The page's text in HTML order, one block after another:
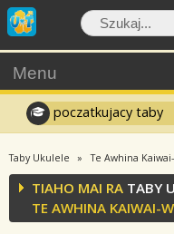
Menu
poczatkujacy taby
Taby Ukulele Te Awhina
TIAHO MAI RA TABY
TE AWHINA KAIWAI-